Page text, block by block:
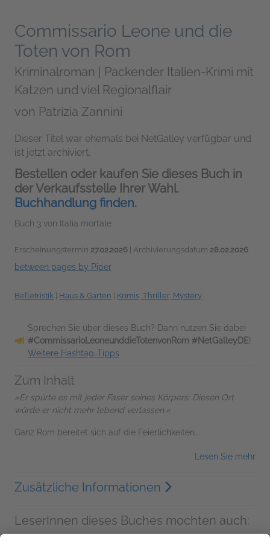
Commissario Leone und die
Toten von Rom
Kriminalroman | Packender Italien-Krimi mit
Katzen und viel Regionalflair
von Patrizia Zannini
Dieser Titel war ehemals bei NetGalley verfügbar und
ist jetzt archiviert.
Bestellen oder kaufen Sie dieses Buch in
der Verkaufsstelle Ihrer Wahl.
Buchhandlung finden.
Buch 3 von Italia mortale
Erscheinungstermin 27.02.2026 | Archivierungsdatum 28.02.2026
between pages by Piper
Belletristik | Haus & Garten | Krimis, Thriller, Mystery
Sprechen Sie über dieses Buch? Dann nutzen Sie dabei
#CommissarioLeoneunddieTotenvonRom #NetGalleyDE!
Weitere Hashtag-Tipps
Zum Inhalt
»Er spürte es mit jeder Faser seines Körpers: Diesen Ort
würde er nicht mehr lebend verlassen.«
Ganz Rom bereitet sich auf die Feierlichkeiten...
Lesen Sie mehr
Zusätzliche Informationen
LeserInnen dieses Buches mochten auch: